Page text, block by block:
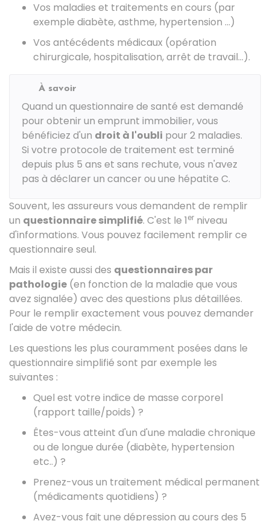
Vos maladies et traitements en cours (par
exemple diabète, asthme, hypertension ...)
Vos antécédents médicaux (opération
chirurgicale, hospitalisation, arrêt de travail...).
À savoir
Quand un questionnaire de santé est demandé
pour obtenir un emprunt immobilier, vous
bénéficiez d'un droit à l'oubli pour 2 maladies.
Si votre protocole de traitement est terminé
depuis plus 5 ans et sans rechute, vous n'avez
pas à déclarer un cancer ou une hépatite C.
Souvent, les assureurs vous demandent de remplir
un questionnaire simplifié. C'est le 1er niveau
d'informations. Vous pouvez facilement remplir ce
questionnaire seul.
Mais il existe aussi des questionnaires par
pathologie (en fonction de la maladie que vous
avez signalée) avec des questions plus détaillées.
Pour le remplir exactement vous pouvez demander
l'aide de votre médecin.
Les questions les plus couramment posées dans le
questionnaire simplifié sont par exemple les
suivantes :
Quel est votre indice de masse corporel
(rapport taille/poids) ?
Êtes-vous atteint d'un d'une maladie chronique
ou de longue durée (diabète, hypertension
etc..) ?
Prenez-vous un traitement médical permanent
(médicaments quotidiens) ?
Avez-vous fait une dépression au cours des 5